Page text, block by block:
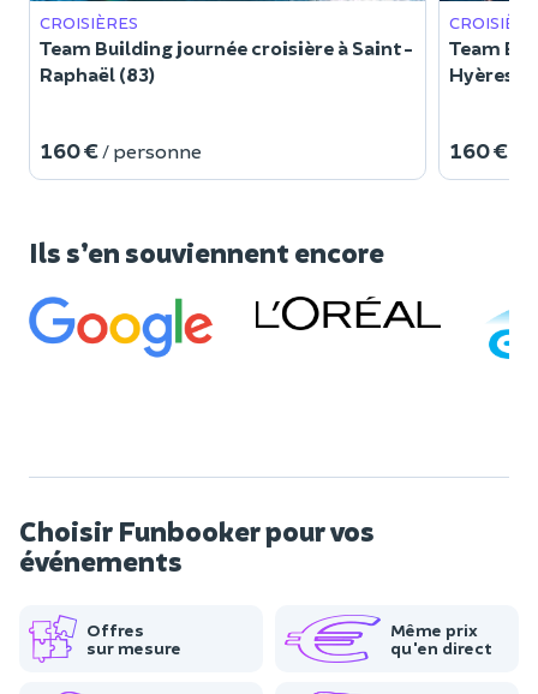
CROISIÈRES
Team Building journée croisière à Saint-
Raphaël (83)
160 € / personne
Team
Hyères
160 €
Ils s’en souviennent encore
Choisir Funbooker pour vos
événements
Offres
sur mesure
Même prix
qu'en direct